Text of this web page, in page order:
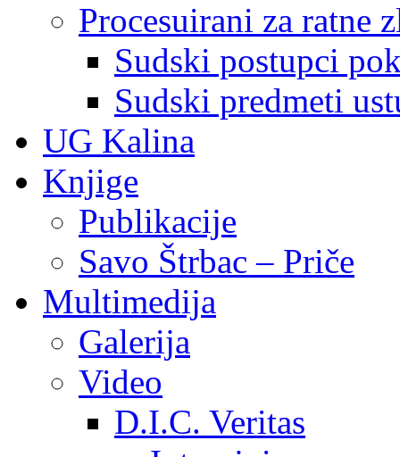
Procesuirani za ratne
Sudski postupci
Sudski predmeti
UG Kalina
Knjige
Publikacije
Savo Štrbac – Priče
Multimedija
Galerija
Video
D.I.C. Veritas